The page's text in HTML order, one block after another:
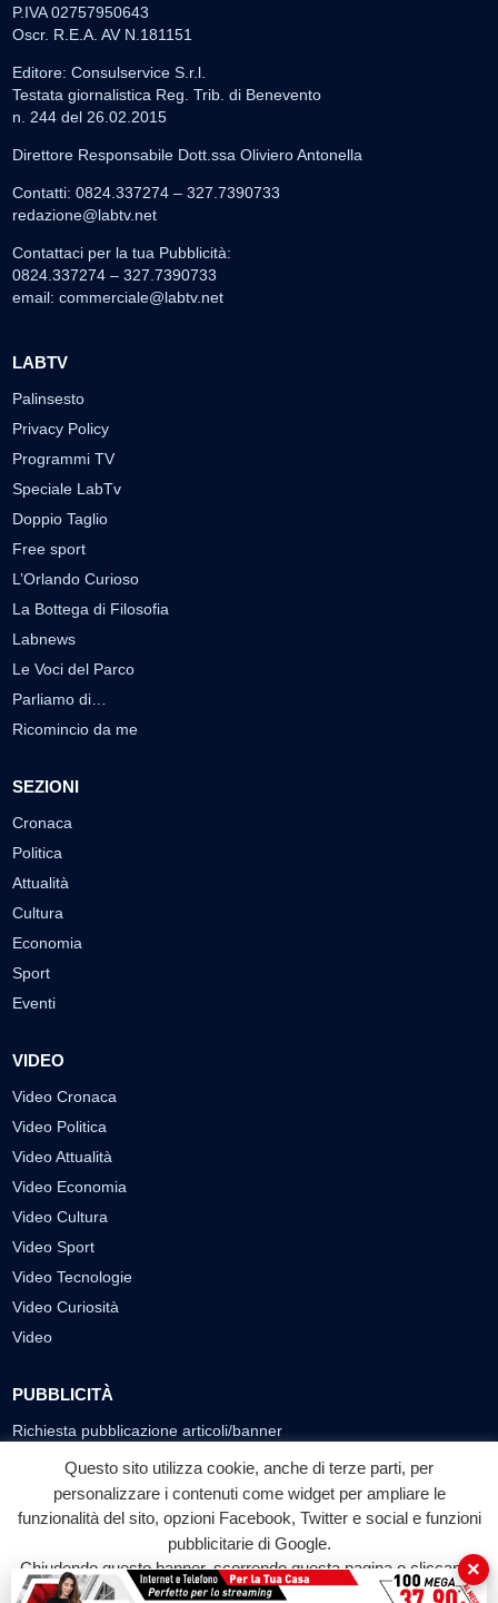
P.IVA 02757950643
Oscr. R.E.A. AV N.181151
Editore: Consulservice S.r.l.
Testata giornalistica Reg. Trib. di Benevento
n. 244 del 26.02.2015
Direttore Responsabile Dott.ssa Oliviero Antonella
Contatti: 0824.337274 – 327.7390733
redazione@labtv.net
Contattaci per la tua Pubblicità:
0824.337274 – 327.7390733
email: commerciale@labtv.net
LABTV
Palinsesto
Privacy Policy
Programmi TV
Speciale LabTv
Doppio Taglio
Free sport
L’Orlando Curioso
La Bottega di Filosofia
Labnews
Le Voci del Parco
Parliamo di…
Ricomincio da me
SEZIONI
Cronaca
Politica
Attualità
Cultura
Economia
Sport
Eventi
VIDEO
Video Cronaca
Video Politica
Video Attualità
Video Economia
Video Cultura
Video Sport
Video Tecnologie
Video Curiosità
Video
PUBBLICITÀ
Richiesta pubblicazione articoli/banner
SEGUICI SUI SOCIAL
f
Facebook
◎ ▶
YouTube
Questo sito utilizza cookie, anche di terze parti, per
personalizzare i contenuti come widget per ampliare le
funzionalità del sito, opzioni Facebook, Twitter e social e funzioni
pubblicitarie di Google.
Chiudendo questo banner, scorrendo questa pagina o cliccando
su qualunque suo elemento acconsenti all'uso dei cookie.
×